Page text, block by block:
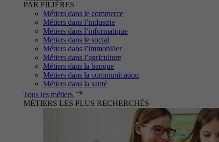
PAR FILIÈRES
Métiers dans le commerce
Métiers dans l’industrie
Métiers dans l’informatique
Métiers dans le social
Métiers dans l’immobilier
Métiers dans l’agriculture
Métiers dans la banque
Métiers dans la communication
Métiers dans la santé
Tous les métiers
MÉTIERS LES PLUS RECHERCHÉS